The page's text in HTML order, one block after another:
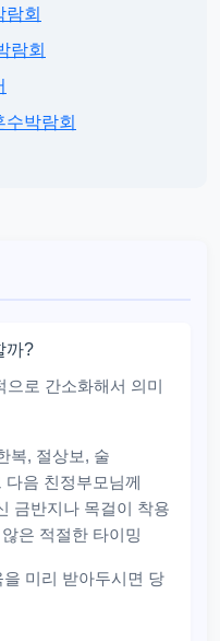
회
람회
박람회
까?
으로 간소화해서 의미
복, 절상보, 술
다음 친정부모님께
금반지나 목걸이 착용
은 적절한 타이밍
미리 받아두시면 당